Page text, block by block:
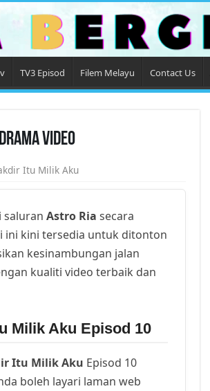
TV3 Episod Filem Melayu Contact Us
Video
Itu Milik Aku
saluran Astro Ria secara
ini kini tersedia untuk ditonton
kesinambungan jalan
kualiti video terbaik dan
Milik Aku Episod 10
Itu Milik Aku Episod 10
boleh layari laman web